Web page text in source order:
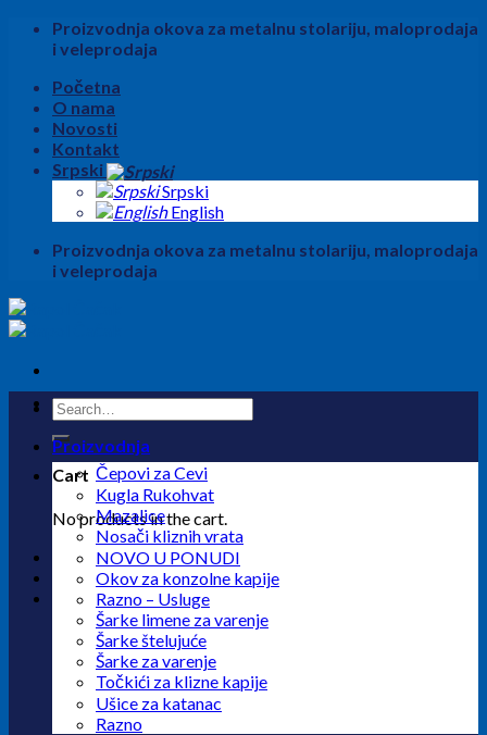
Skip
Proizvodnja okova za metalnu stolariju, maloprodaja
i veleprodaja
Početna
O nama
Novosti
Kontakt
Srpski
Srpski
English
Proizvodnja okova za metalnu stolariju, maloprodaja
i veleprodaja
Search
for:
Cart
No products in the cart.
Proizvodnja
Čepovi za Cevi
Kugla Rukohvat
Mazalice
Nosači kliznih vrata
NOVO U PONUDI
Okov za konzolne kapije
Razno – Usluge
Šarke limene za varenje
Šarke štelujuće
Šarke za varenje
Točkići za klizne kapije
Ušice za katanac
Razno